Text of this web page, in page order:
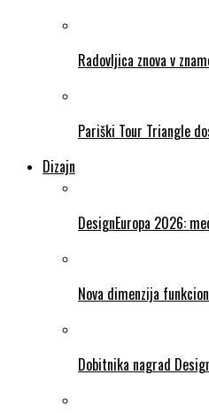
Radovljica znova v
Pariški Tour Triangle
Dizajn
DesignEuropa 2026:
Nova dimenzija
Dobitnika nagrad